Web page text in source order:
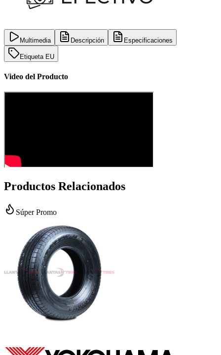
Multimedia Descripción Especificaciones
Etiqueta EU
Video del Producto
Productos Relacionados
Súper Promo